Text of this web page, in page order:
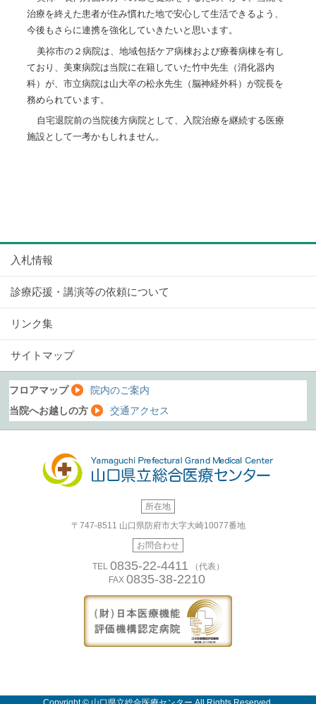
治療を終えた患者が住み慣れた地で安心して生活できるよう、
今後もさらに連携を強化していきたいと思います。
美祢市の２病院は、地域包括ケア病棟および療養病棟を有し
ており、美東病院は当院に在籍していた竹中先生（消化器内
科）が、市立病院は山大卒の松永先生（脳神経外科）が院長を
務められています。
自宅退院前の当院後方病院として、入院治療を継続する医療
施設として一考かもしれません。
入札情報
診療応援・講演等の依頼について
リンク集
サイトマップ
フロアマップ
院内のご案内
当院へお越しの方
交通アクセス
所在地
〒747-8511 山口県防府市大字大崎10077番地
お問合わせ
TEL 0835-22-4411
（代表）
FAX 0835-38-2210